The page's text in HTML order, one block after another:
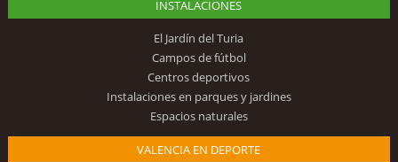
INSTALACIONES
El Jardín del Turia
Campos de fútbol
Centros deportivos
Instalaciones en parques y jardines
Espacios naturales
VALENCIA EN DEPORTE